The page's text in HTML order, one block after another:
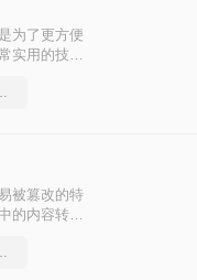
为了更方便
实用的技
式怎么操作
被篡改的特
的内容转换
这个方法很简单